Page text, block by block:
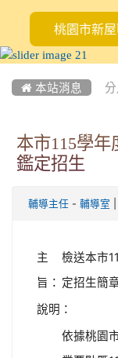
桃園市新
 本站消息
本市115學
鑑定招生
輔導主任 - 輔導室
主
旨：
檢送本市
定招生簡
說明：
依據桃園